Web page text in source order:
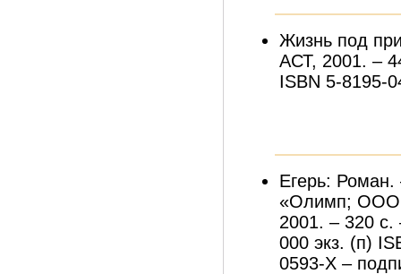
Жизнь под
АСТ, 2001. –
ISBN 5-8195-
Егерь:
«Олимп; ООО
2001. – 320 с.
000 экз. (п)
0593-X –